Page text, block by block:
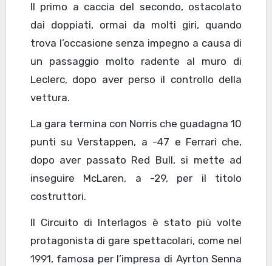
Il primo a caccia del secondo, ostacolato
dai doppiati, ormai da molti giri, quando
trova l’occasione senza impegno a causa di
un passaggio molto radente al muro di
Leclerc, dopo aver perso il controllo della
vettura.
La gara termina con Norris che guadagna 10
punti su Verstappen, a -47 e Ferrari che,
dopo aver passato Red Bull, si mette ad
inseguire McLaren, a -29, per il titolo
costruttori.
Il Circuito di Interlagos è stato più volte
protagonista di gare spettacolari, come nel
1991, famosa per l’impresa di Ayrton Senna